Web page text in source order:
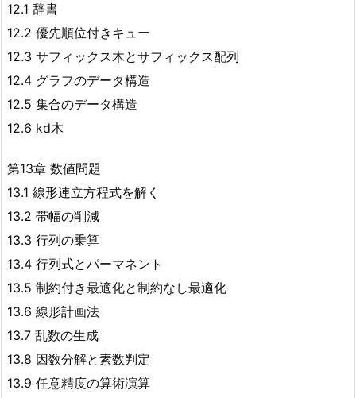
12.1 辞書
12.2 優先順位付きキュー
12.3 サフィックス木とサフィックス配列
12.4 グラフのデータ構造
12.5 集合のデータ構造
12.6 kd木
第13章 数値問題
13.1 線形連立方程式を解く
13.2 帯幅の削減
13.3 行列の乗算
13.4 行列式とパーマネント
13.5 制約付き最適化と制約なし最適化
13.6 線形計画法
13.7 乱数の生成
13.8 因数分解と素数判定
13.9 任意精度の算術演算